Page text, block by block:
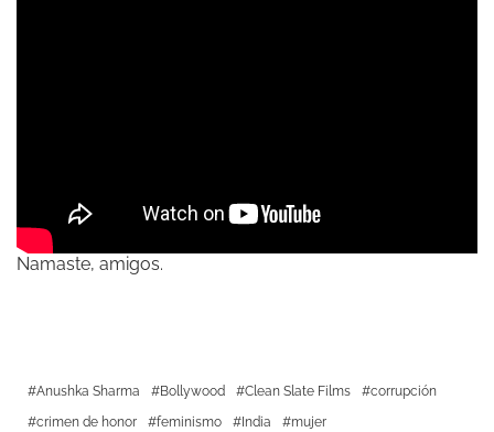
Namaste, amigos.
Anushka Sharma Bollywood Clean Slate Films
corrupción
crimen de honor
feminismo India
mujer